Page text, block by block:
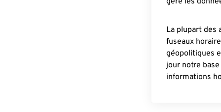
La plupart des
fuseaux
géopolitiques
jour notre
informations